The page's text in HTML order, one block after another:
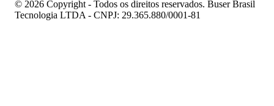
© 2026 Copyright - Todos os direitos reservados. Buser Brasil
Tecnologia LTDA - CNPJ: 29.365.880/0001-81